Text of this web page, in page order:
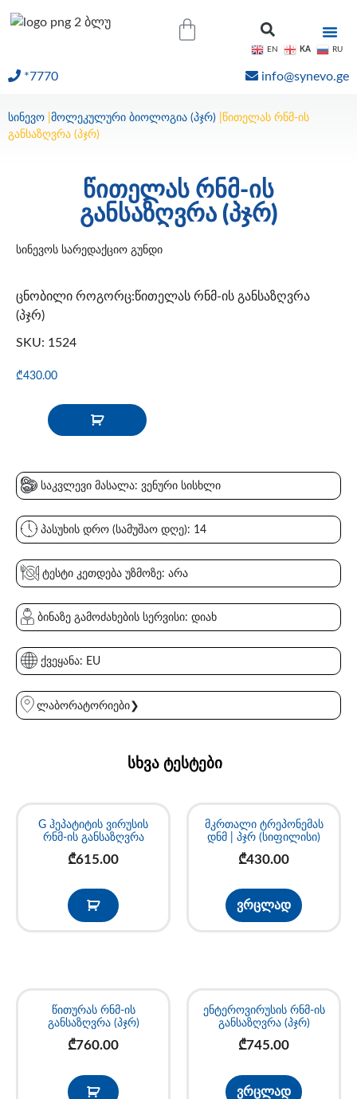
*7770 info@synevo.ge
სინევო მოლეკულური ბიოლოგია (პჯრ)
წითელას რნმ-ის
განსაზღვრა (პჯრ)
წითელას რნმ-ის
განსაზღვრა (პჯრ)
სინევოს სარედაქციო გუნდი
ცნობილი როგორც:წითელას რნმ-ის განსაზღვრა
(პჯრ)
SKU: 1524
₾430.00
საკვლევი მასალა: ვენური სისხლი
პასუხის დრო (სამუშაო დღე): 14
ტესტი კეთდება უზმოზე: არა
ბინაზე გამოძახების სერვისი: დიახ
ქვეყანა: EU
ლაბორატორიები❯
სხვა ტესტები
G ჰეპატიტის ვირუსის
რნმ-ის განსაზღვრა
₾615.00
მკრთალი ტრეპონემას
დნმ | პჯრ (სიფილისი)
₾430.00
ვრცლად
წითურას რნმ-ის
განსაზღვრა (პჯრ)
₾760.00
ენტეროვირუსის რნმ-ის
განსაზღვრა (პჯრ)
₾745.00
ვრცლად
EN KA RU